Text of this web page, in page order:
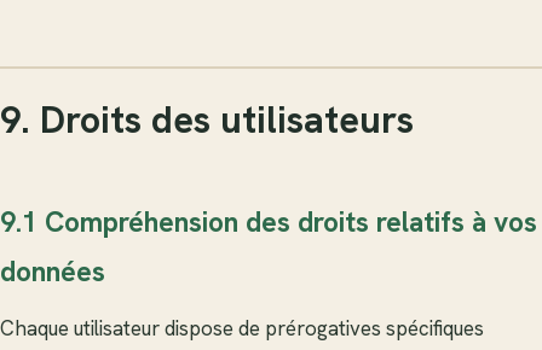
9. Droits des utilisateurs
9.1 Compréhension des droits relatifs à vos
données
Chaque utilisateur dispose de prérogatives spécifiques